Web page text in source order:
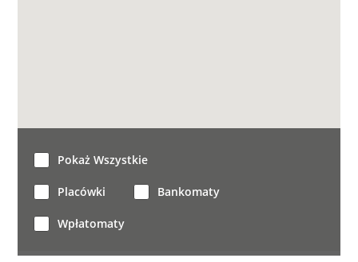
Pokaż Wszystkie
Placówki Bankomaty
Wpłatomaty